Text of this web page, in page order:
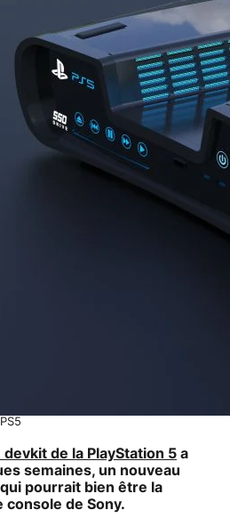
devkit de la PlayStation 5 a
semaines, un nouveau
pourrait bien être la
console de Sony.